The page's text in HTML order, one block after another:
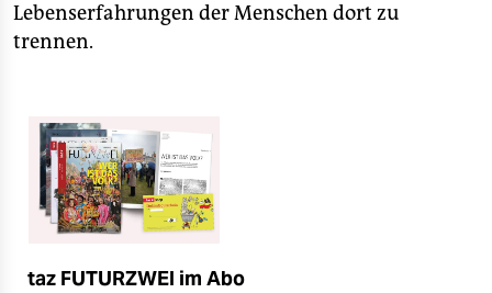
Lebenserfahrungen der Menschen dort zu
trennen.
taz FUTURZWEI im Abo